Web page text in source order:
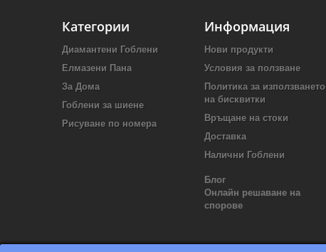
Категории
Диамантени Гоблени
Елмазени Пана
За Дома
Гоблени за шиене
Рисуване по номера
Информация
Нови продукти
Условия за ползване
Политика за използването
на бисквитки
Връщане на стоки
Доставка
Налични Гоблени
Блог
Онлайн решаване на
спорове